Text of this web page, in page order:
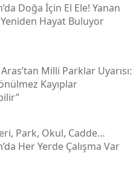
Doğa İçin El Ele! Yanan
Hayat Buluyor
Milli Parklar Uyarısı:
Kayıplar
Park, Okul, Cadde…
Her Yerde Çalışma Var